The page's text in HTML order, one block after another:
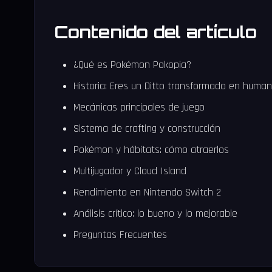
Contenido del artículo
¿Qué es Pokémon Pokopia?
Historia: Eres un Ditto transformado en
Mecánicas principales de juego
Sistema de crafting y construcción
Pokémon y hábitats: cómo atraerlos
Multijugador y Cloud Island
Rendimiento en Nintendo Switch 2
Análisis crítico: lo bueno y lo mejorable
Preguntas Frecuentes